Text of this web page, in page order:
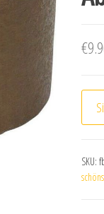
€
SKU: